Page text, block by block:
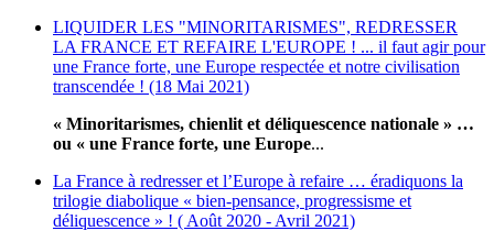
LIQUIDER LES "MINORITARISMES", REDRESSER
LA FRANCE ET REFAIRE L'EUROPE ! ... il faut agir pour
une France forte, une Europe respectée et notre civilisation
transcendée ! (18 Mai 2021)
« Minoritarismes, chienlit et déliquescence nationale » …
ou « une France forte, une Europe...
La France à redresser et l’Europe à refaire … éradiquons la
trilogie diabolique « bien-pensance, progressisme et
déliquescence » ! ( Août 2020 - Avril 2021)